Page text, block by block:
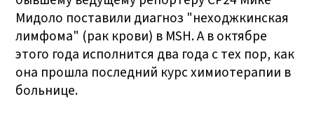
Мидоло поставили диагноз "неходжкинская
лимфома" (рак крови) в MSH. А в октябре
этого года исполнится два года с тех пор, как
она прошла последний курс химиотерапии в
больнице.